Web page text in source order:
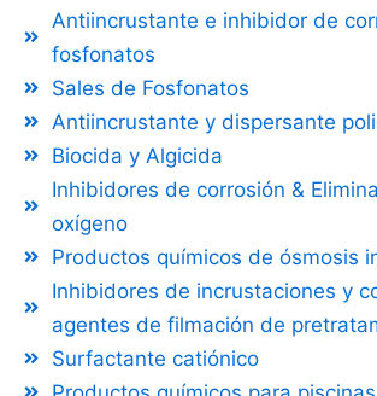
Antiincrustante e inhibidor de
fosfonatos
Sales de Fosfonatos
Antiincrustante y dispersante
Biocida y Algicida
Inhibidores de corrosión &
oxígeno
Productos químicos de ósmosis
Inhibidores de incrustaciones y
agentes de filmación de
Surfactante catiónico